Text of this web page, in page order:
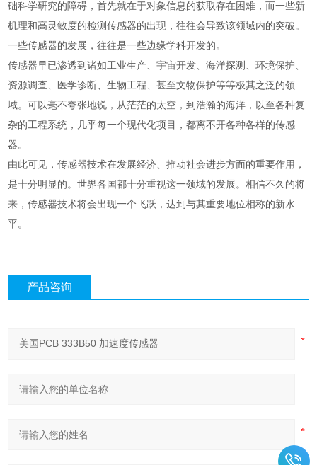
础科学研究的障碍，首先就在于对象信息的获取存在困难，而一些新
机理和高灵敏度的检测传感器的出现，往往会导致该领域内的突破。
一些传感器的发展，往往是一些边缘学科开发的。
传感器早已渗透到诸如工业生产、宇宙开发、海洋探测、环境保护、
资源调查、医学诊断、生物工程、甚至文物保护等等极其之泛的领
域。可以毫不夸张地说，从茫茫的太空，到浩瀚的海洋，以至各种复
杂的工程系统，几乎每一个现代化项目，都离不开各种各样的传感
器。
由此可见，传感器技术在发展经济、推动社会进步方面的重要作用，
是十分明显的。世界各国都十分重视这一领域的发展。相信不久的将
来，传感器技术将会出现一个飞跃，达到与其重要地位相称的新水
平。
产品咨询